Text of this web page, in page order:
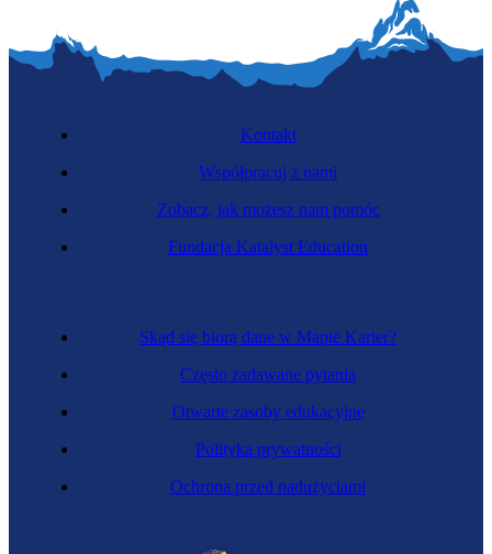
Skąd się biorą dane w Mapie Karier?
Często zadawane pytania
Otwarte zasoby edukacyjne
Polityka prywatności
Ochrona przed nadużyciami
Kontakt
Współpracuj z nami
Zobacz, jak możesz nam pomóc
Fundacja Katalyst Education